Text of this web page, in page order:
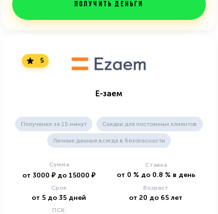
Получить деньги
5
Е-заем
Получение за 15 минут Скидки для постоянных клиентов
Личные данные всегда в безопасности
Сумма
от 3000 ₽ до 15000 ₽
Ставка
от 0 % до 0.8 % в день
Срок
от 5 до 35 дней
Возраст
от 20 до 65 лет
ПСК: